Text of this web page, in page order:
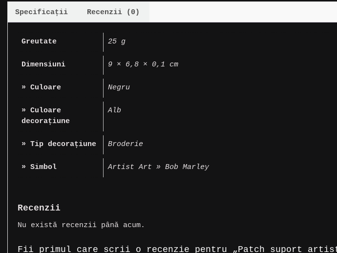
Specificații Recenzii (0)
Greutate 25 g
Dimensiuni 9 × 6,8 × 0,1 cm
» Culoare Negru
» Culoare
decorațiune
Alb
» Tip decorațiune Broderie
» Simbol Artist Art » Bob Marley
Recenzii
Nu există recenzii până acum.
Fii primul care scrii o recenzie pentru „Patch suport artist